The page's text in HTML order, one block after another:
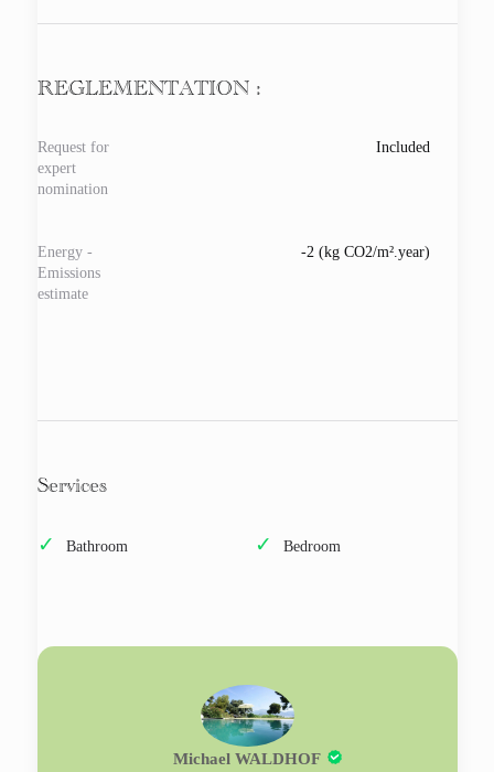
REGLEMENTATION :
Request for
expert
nomination
Included
Energy -
Emissions
estimate
-2 (kg CO2/m².year)
Services
Bathroom Bedroom
Michael WALDHOF